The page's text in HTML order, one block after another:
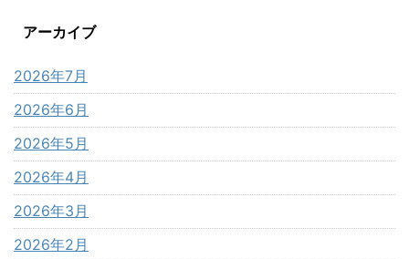
アーカイブ
2026年7月
2026年6月
2026年5月
2026年4月
2026年3月
2026年2月